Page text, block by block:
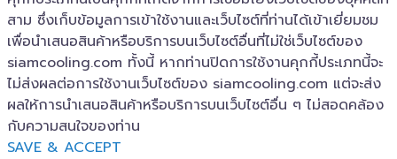
สาม ซึ่งเก็บข้อมูลการเข้าใช้งานและเว็บไซต์ที่ท่านได้เข้าเยี่ยมชม
เพื่อนำเสนอสินค้าหรือบริการบนเว็บไซต์อื่นที่ไม่ใช่เว็บไซต์ของ
siamcooling.com ทั้งนี้ หากท่านปิดการใช้งานคุกกี้ประเภทนี้จะ
ไม่ส่งผลต่อการใช้งานเว็บไซต์ของ siamcooling.com แต่จะส่ง
ผลให้การนำเสนอสินค้าหรือบริการบนเว็บไซต์อื่น ๆ ไม่สอดคล้อง
กับความสนใจของท่าน
SAVE & ACCEPT